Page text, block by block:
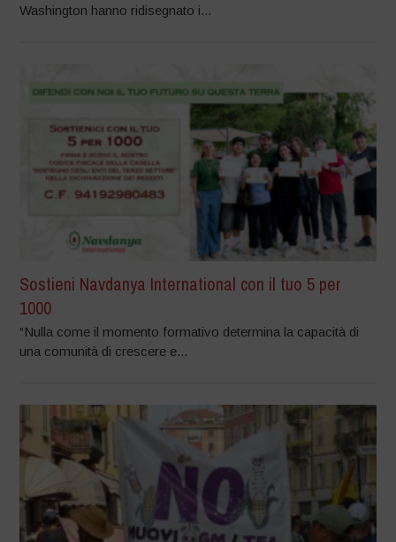
Washington hanno ridisegnato i...
Sostieni Navdanya International con il tuo 5 per
1000
“Nulla come il momento formativo determina la capacità di
una comunità di crescere e...